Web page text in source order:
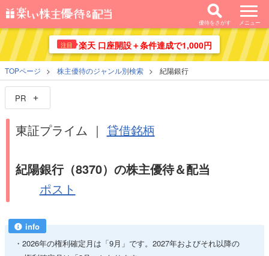
優待をさがす メニュー
注目 楽天 口座開設＋条件達成で1,000円
TOPページ 株主優待のジャンル別検索 紀陽銀行
PR
東証プライム ｜ 貸借銘柄
紀陽銀行（8370）の株主優待＆配当
ポスト
info
2026年の権利確定月は「9月」です。2027年およびそれ以降の